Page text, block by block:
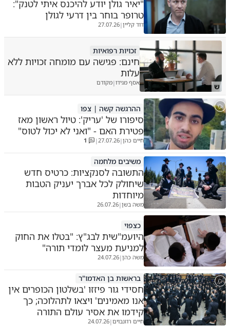
"יאיר גולן יודע להיכנס איתי לטנק":
טרופר בוחר בין דרעי לגולן
דוד קליין|
27.07.26
ש
זכויות רפואיות
חינם: פגישה עם מומחה זכויות ללא
עלות
אסף מגידו|מקודם
ההרגשה קשה | צפו
סיפורו של 'עריק': טיול ראשון מאז
פטירת האם - "ואני לא יכול לטוס"
חיים כהן|
27.07.26
|
1
משיבים מלחמה
התשובה לסנקציות: כרטיס חדש
שיחולק לכל אברך יעניק הטבות
מיוחדות
משה בשן|
26.07.26
כצפוי
היועמ"שית לבג"ץ: "בטלו את החוק
למניעת מעצר לומדי תורה"
משה כהן|
24.07.26
בראשות בן האדמו"ר
חסידי גור פיזזו 'בשלטון הכופרים אין
אנו מאמינים' ויצאו לתהלוכה; כך
קידמו את אסיר עולם התורה
חיים רוזנבוים|
24.07.26